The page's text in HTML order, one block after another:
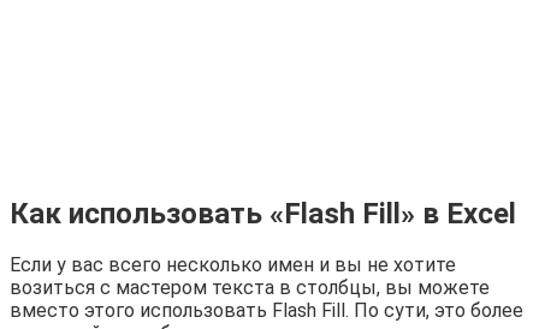
Как использовать «Flash Fill» в Excel
Если у вас всего несколько имен и вы не хотите
возиться с мастером текста в столбцы, вы можете
вместо этого использовать Flash Fill. По сути, это более